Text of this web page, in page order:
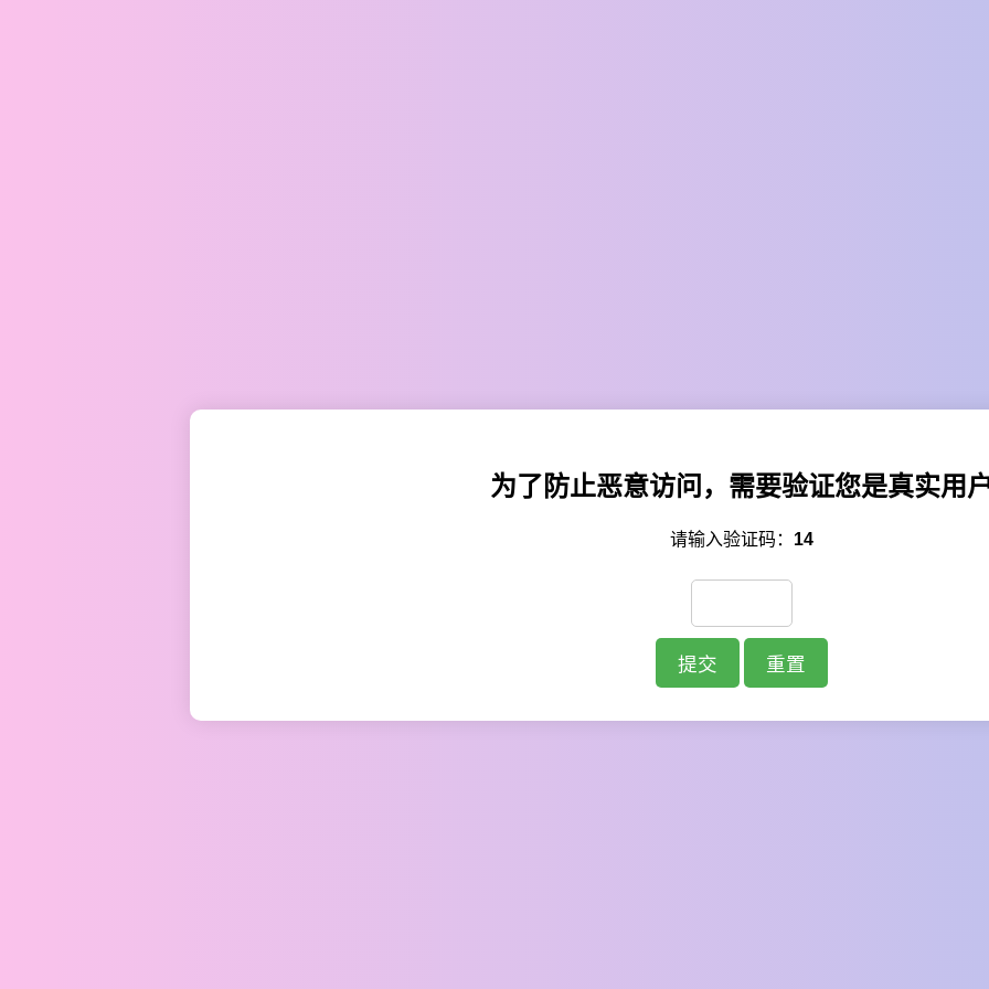
为了防止恶意访问，需要验证您是真实用
请输入验证码： 14
提交 重置